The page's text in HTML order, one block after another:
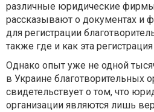
различные юридические
рассказывают о документах и
для регистрации
также где и как эта
Однако опыт уже не одной
в Украине благотворительных
свидетельствует о том, что
организации являются лишь